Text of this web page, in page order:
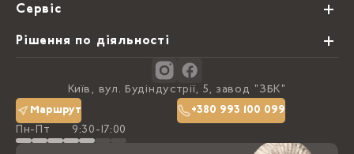
Про нас
Блог
Контакти
Політика конфіденційності
Доставка та оплата
Сервіс
Види обробки каменю
Рішення по діяльності
Київ, вул. Будіндустрії, 5, завод "ЗБК"
Маршрут
+380 993 100 099
Пн-Пт
9:30-17:00